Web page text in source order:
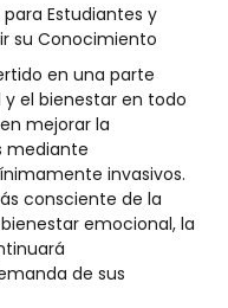
Estudiantes y
su Conocimiento
en una parte
el bienestar en todo
mejorar la
mediante
invasivos.
consciente de la
emocional, la
de sus